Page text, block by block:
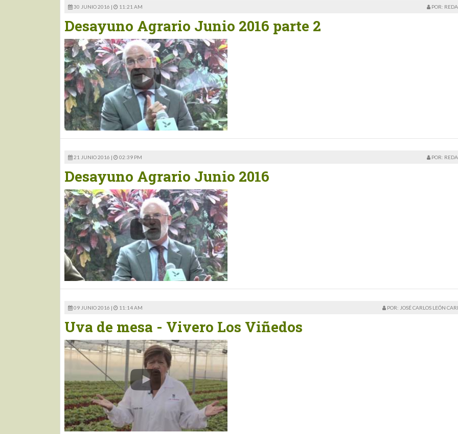
30 JUNIO 2016 | 11:21 AM POR:
Desayuno Agrario Junio 2016 parte 2
21 JUNIO 2016 | 02:39 PM POR:
Desayuno Agrario Junio 2016
09 JUNIO 2016 | 11:14 AM POR: JOSÉ CARLOS LEÓN
Uva de mesa - Vivero Los Viñedos